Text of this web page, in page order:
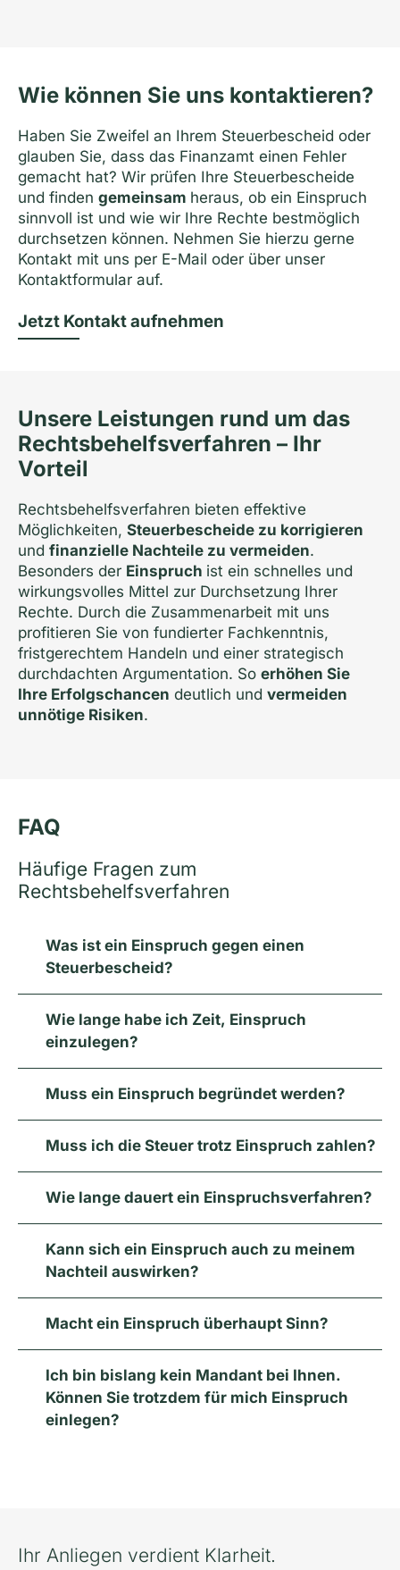
Wie können Sie uns kontaktieren?
Haben Sie Zweifel an Ihrem Steuerbescheid oder
glauben Sie, dass das Finanzamt einen Fehler
gemacht hat? Wir prüfen Ihre Steuerbescheide
und finden gemeinsam heraus, ob ein Einspruch
sinnvoll ist und wie wir Ihre Rechte bestmöglich
durchsetzen können. Nehmen Sie hierzu gerne
Kontakt mit uns per E-Mail oder über unser
Kontaktformular auf.
Jetzt Kontakt aufnehmen
Unsere Leistungen rund um das
Rechtsbehelfs­verfahren – Ihr
Vorteil
Rechtsbehelfsverfahren bieten effektive
Möglichkeiten, Steuerbescheide zu korrigieren
und finanzielle Nachteile zu vermeiden.
Besonders der Einspruch ist ein schnelles und
wirkungsvolles Mittel zur Durchsetzung Ihrer
Rechte. Durch die Zusammenarbeit mit uns
profitieren Sie von fundierter Fachkenntnis,
fristgerechtem Handeln und einer strategisch
durchdachten Argumentation. So erhöhen Sie
Ihre Erfolgschancen deutlich und vermeiden
unnötige Risiken.
FAQ
Häufige Fragen zum
Rechtsbehelfsverfahren
Was ist ein Einspruch gegen einen
Steuerbescheid?
Wie lange habe ich Zeit, Einspruch
einzulegen?
Muss ein Einspruch begründet werden?
Muss ich die Steuer trotz Einspruch zahlen?
Wie lange dauert ein Einspruchsverfahren?
Kann sich ein Einspruch auch zu meinem
Nachteil auswirken?
Macht ein Einspruch überhaupt Sinn?
Ich bin bislang kein Mandant bei Ihnen.
Können Sie trotzdem für mich Einspruch
einlegen?
Ihr Anliegen verdient Klarheit.